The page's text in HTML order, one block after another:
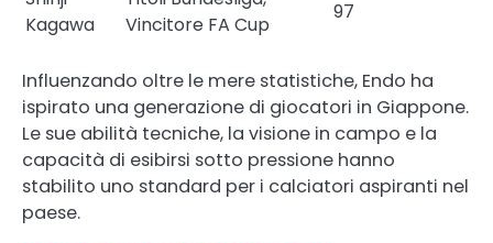
Kagawa
Vincitore FA Cup
97
Influenzando oltre le mere statistiche, Endo ha
ispirato una generazione di giocatori in Giappone.
Le sue abilità tecniche, la visione in campo e la
capacità di esibirsi sotto pressione hanno
stabilito uno standard per i calciatori aspiranti nel
paese.